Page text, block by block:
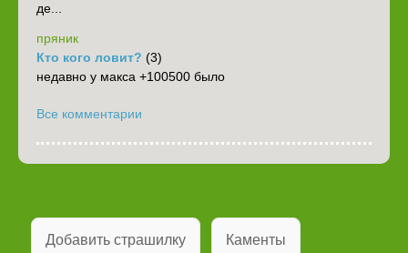
де...
пряник
Кто кого ловит? (3)
недавно у макса +100500 было
Все комментарии
Добавить страшилку Каменты